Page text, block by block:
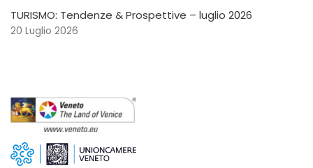
TURISMO: Tendenze & Prospettive – luglio 2026
20 Luglio 2026